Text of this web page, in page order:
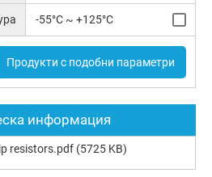
-55°C ~ +125°C
Продукти с подобни параметри
информация
resistors.pdf (5725 KB)